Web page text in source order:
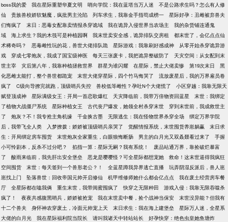
boss我的爱
我在星际重塑华夏文明 哨向学院：我在蓝塔当万人迷
不是公路求生吗？怎么有人修
仙
贵族兽校娇软魅魔，疯批男主沦陷 列车求生，我靠金手指苟成榜一
星际好孕：丑雌被弃兽夫
们悔疯了
末日：恶毒女配靠卖情报杀穿诡域 我在诡异入侵世界当农场主
我的杂货铺连通鬼
域
海上求生？我的木筏可是种植园啊 我末世卖安全感，诡异排队交房租
都末世了，会亿点点仙
术稀奇吗？
恶毒雌性玩的花，兽世大佬排队跪 星际游戏：我靠刷好感成神
从零开始杀穿诡异游
戏
穿成七零炮灰，我成了国宝级神医 每天三张废卡，我把诡异整破防了
天灾空间：从女配到末
世主宰
灾后第八年，我靠种植拯救世界 群星为谁闪耀 在星际，禁止大佬卖惨 第19次末日
黑
化恶雌太能打，整个兽世都跪宠
末世大佬穿星际，四个竹马悔哭了
流放废星后，我的万界雇员卷
疯了
C级向导撩完就跑，顶级哨兵失控 兽校低等雌性？孕吐N个大佬慌了
小区穿越：我靠无限天
赋登顶成神
星际满级女王：开局一首恋歌爆红 天灾降临前，我带万倍物资回蓝星
末世：我绑定
了植物大战僵尸系统
星际种植女王 古代丧尸爆发，她领全村杀穿末世
穿到末世前，我成救世主
了
炮灰？不！我专抢主角机缘 千金换古墨 无限逃生：我在怪物世界杀穿全场
绑定万界学院
后，我带飞全人类
入梦撩拨：娇娇被顶级哨兵亲哭了 觉醒情报系统，末世囤货养崽躺赢
末日求
生：开局绑定房车囤货
末世炮灰全家重生，白眼狼悔断肠 男主的白月光又双叒叕看过来了
手握
小可怜剧本，反杀不过分吧？
掐指一算：星际无嗣？我有系统！
废品站通万界，靠捡破烂暴富
了
酸雨来临前，我先肝出安全堡垒 恶龙是嘤嘤怪？可全星际都想宠她
救命！这末世逼得我疯狂
空间囤货
末世：每天签到一个兽形老公？！ 全蓝星蹲我异界逃亡直播
玩弄阴湿反派后，兽人崽
崽找上门
坠落兽世：回收帝国元帅开启修仙 机甲维修师她什么都会亿点点
我在废土经营房车餐
厅
全星际都在嗑我俩 重生末世，我带闺蜜囤疯了 快穿之无限种田
游戏入侵：我靠无限吞噬杀
疯了！
夜夜共感腹黑哨兵，娇娇被抢宠 我在末世卖中餐，捡个战神当保安
末世没异能？但我有
十二个兽夫
身怀神农穿废土，冷面元帅宠上天 末日求生：我在海上建堡垒
星际万人迷，全星系
大佬的白月光
我在星际福利院当院长 请叫我诸天中转站站长 好孕快穿：绝色虫皇她鱼塘炸